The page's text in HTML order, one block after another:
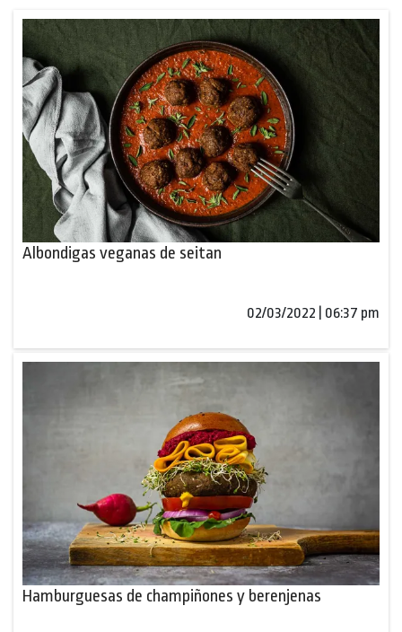
Albondigas veganas de seitan
02/03/2022 | 06:37 pm
Hamburguesas de champiñones y berenjenas